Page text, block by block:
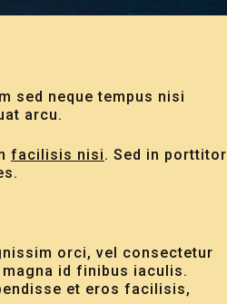
sed neque tempus nisi
arcu.
facilisis nisi. Sed in porttitor
orci, vel consectetur
id finibus iaculis.
et eros facilisis,